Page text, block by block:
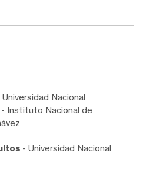
Universidad Nacional
Instituto Nacional de
- Universidad Nacional